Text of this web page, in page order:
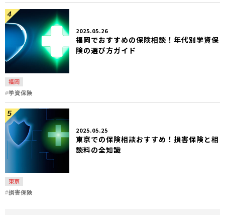
2025.05.26
福岡でおすすめの保険相談！年代別学資保
険の選び方ガイド
福岡
学資保険
2025.05.25
東京での保険相談おすすめ！損害保険と相
談料の全知識
東京
損害保険